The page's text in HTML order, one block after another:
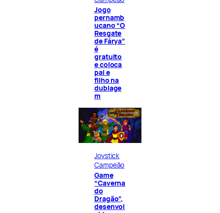
Jogo
pernamb
ucano “O
Resgate
de Fárya”
é
gratuito
e coloca
pai e
filho na
dublage
m
Joystick
Campeão
Game
“Caverna
do
Dragão”,
desenvol